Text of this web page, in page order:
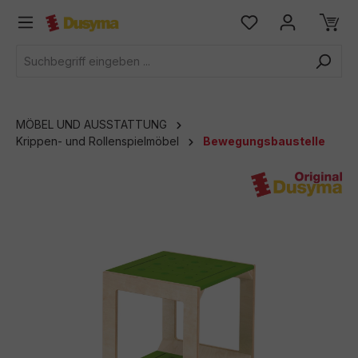
springen
MÖBEL UND AUSSTATTUNG
Krippen- und Rollenspielmöbel
Bewegungsbaustelle